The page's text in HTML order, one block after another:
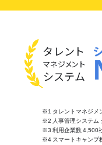
タレント
マネジメント
システム
※1 タレントマネジメ
※2 人事管理システム
※3 利用企業数 4,500
※4 スマートキャンプ